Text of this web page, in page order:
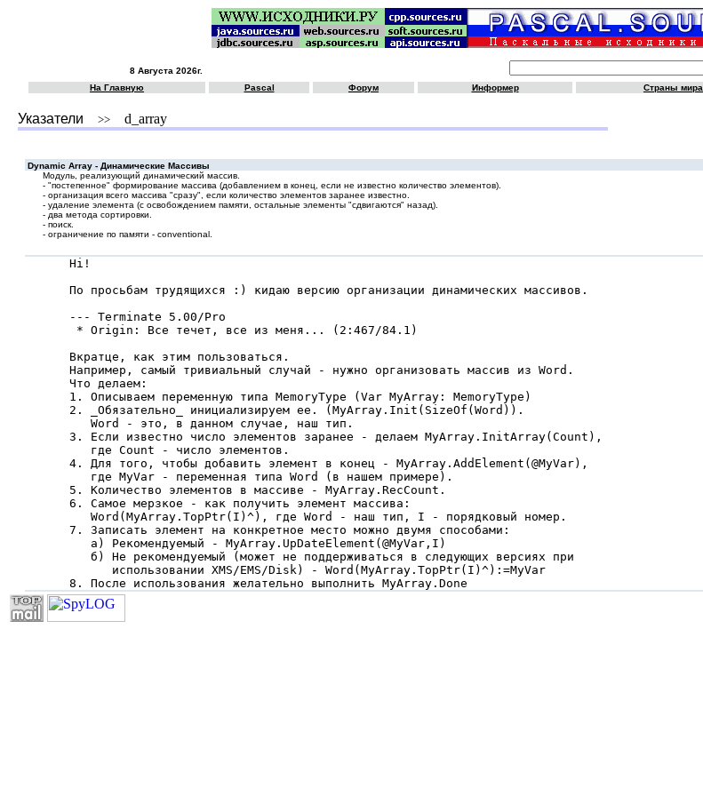
8 Августа 2026г.
На Главную
Pascal Форум Информер Страны мира
Указатели >> d_array
Dynamic Array - Динамические Массивы
Модуль, pеализующий динамический массив.
- "постепенное" фоpмиpование массива (добавлением в конец, если не известно количество элементов).
- оpганизация всего массива "сpазу", если количество элементов заpанее известно.
- удаление элемента (с освобождением памяти, остальные элементы "сдвигаются" назад).
- два метода соpтиpовки.
- поиск.
- огpаничение по памяти - conventional.
Hi!
По просьбам трудящихся :) кидаю версию организации динамических массивов.
--- Terminate 5.00/Pro
* Origin: Все течет, все из меня... (2:467/84.1)
Вкратце, как этим пользоваться.
Например, самый тривиальный случай - нужно организовать массив из Word.
Что делаем:
1. Описываем переменную типа MemoryType (Var MyArray: MemoryType)
2. _Обязательно_ инициализиpуем ее. (MyArray.Init(SizeOf(Word)).
   Word - это, в данном случае, наш тип.
3. Если известно число элементов заранее - делаем MyArray.InitArray(Count),
   где Count - число элементов.
4. Для того, чтобы добавить элемент в конец - MyArray.AddElement(@MyVar),
   где MyVar - переменная типа Word (в нашем примере).
5. Количество элементов в массиве - MyArray.RecCount.
6. Самое мерзкое - как получить элемент массива:
   Word(MyArray.TopPtr(I)^), где Word - наш тип, I - порядковый номер.
7. Записать элемент на конкретное место можно двумя способами:
   а) Рекомендуемый - MyArray.UpDateElement(@MyVar,I)
   б) Не рекомендуемый (может не поддерживаться в следующих версиях при
      использовании XMS/EMS/Disk) - Word(MyArray.TopPtr(I)^):=MyVar
8. После использования желательно выполнить MyArray.Done